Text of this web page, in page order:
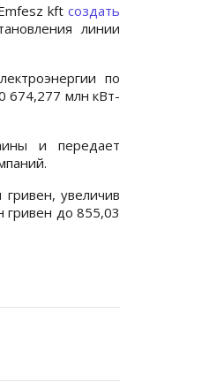
kft создать
линии
по
674,277 млн кВт-
и передает
увеличив
гривен до 855,03